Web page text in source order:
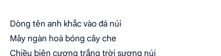
Dòng tên anh khắc vào đá núi
Mây ngàn hoá bóng cây che
Chiều biên cương trắng trời sương núi